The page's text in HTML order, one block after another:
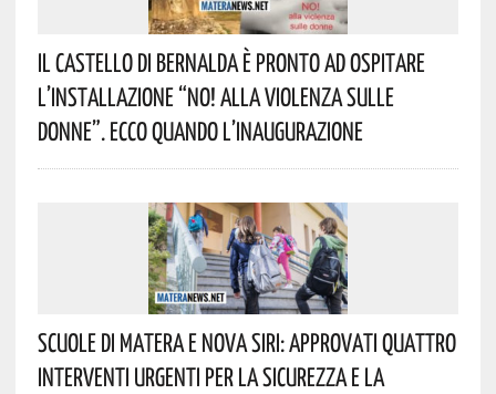
Il Castello Di Bernalda È Pronto Ad Ospitare
L’installazione “NO! Alla Violenza Sulle
Donne”. Ecco Quando L’inaugurazione
Scuole Di Matera E Nova Siri: Approvati Quattro
Interventi Urgenti Per La Sicurezza E La